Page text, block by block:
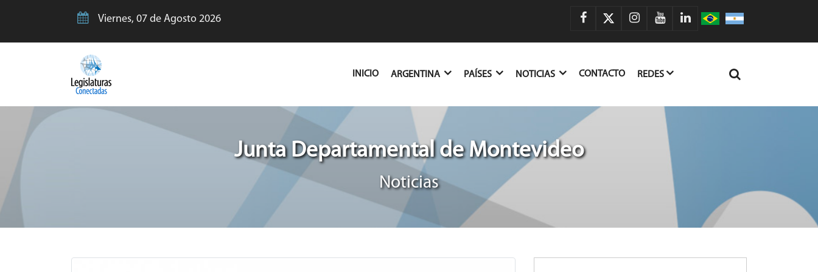
Viernes, 07 de Agosto 2026
INICIO(CURRENT)
ARGENTINA PAÍSES NOTICIAS CONTACTO REDES
Junta Departamental de Montevideo
Noticias